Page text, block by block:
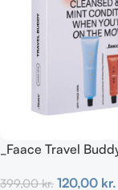
_Faace Travel
399,00kr. 120,00 kr.